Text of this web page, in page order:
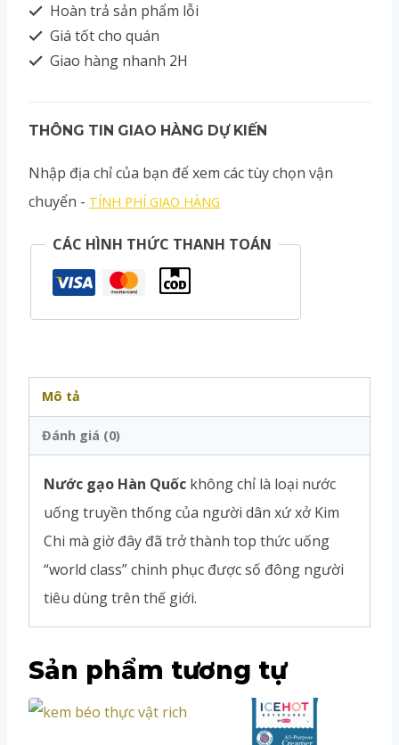
Hoàn trả sản phẩm lỗi
Giá tốt cho quán
Giao hàng nhanh 2H
THÔNG TIN GIAO HÀNG DỰ KIẾN
Nhập địa chỉ của bạn để xem các tùy chọn vận
chuyển - TÍNH PHÍ GIAO HÀNG
CÁC HÌNH THỨC THANH TOÁN
Mô tả
Đánh giá (0)
Nước gạo Hàn Quốc không chỉ là loại nước
uống truyền thống của người dân xứ xở Kim
Chi mà giờ đây đã trở thành top thức uống
“world class” chinh phục được số đông người
tiêu dùng trên thế giới.
Sản phẩm tương tự